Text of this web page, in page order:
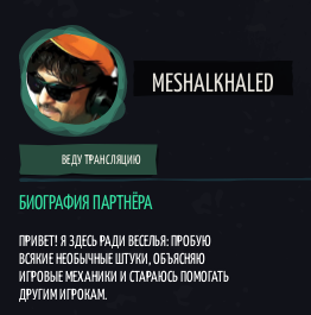
MESHALKHALED
ВЕДУ ТРАНСЛЯЦИЮ
БИОГРАФИЯ ПАРТНЁРА
ПРИВЕТ! Я ЗДЕСЬ РАДИ ВЕСЕЛЬЯ: ПРОБУЮ
ВСЯКИЕ НЕОБЫЧНЫЕ ШТУКИ, ОБЪЯСНЯЮ
ИГРОВЫЕ МЕХАНИКИ И СТАРАЮСЬ ПОМОГАТЬ
ДРУГИМ ИГРОКАМ.